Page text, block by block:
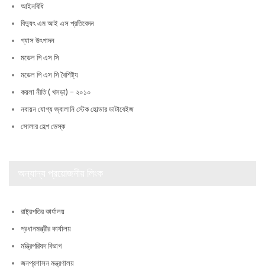
আইনবিধি
বিদ্যুৎ এম আই এস প্রতিবেদন
গ্যাস উৎপাদন
মডেল পি এস সি
মডেল পি এস সি বৈশিষ্ট্য
কয়লা নীতি ( খসড়া) – ২০১০
নবায়ন যোগ্য জ্বালানি স্টেক হোল্ডার ডাটাবেইজ
সোলার হেল্প ডেস্ক
রাষ্ট্রপতির কার্যালয়
প্রধানমন্ত্রীর কার্যালয়
মন্ত্রিপরিষদ বিভাগ
জনপ্রশাসন মন্ত্রণালয়